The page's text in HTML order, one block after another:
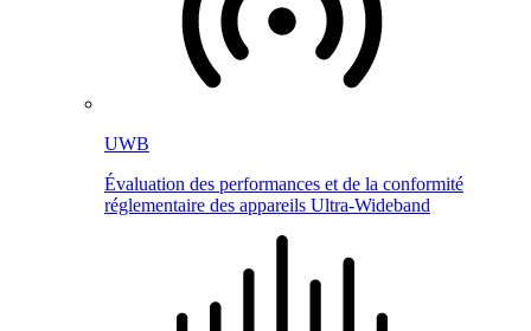
UWB
Évaluation des performances et de la conformité
réglementaire des appareils Ultra-Wideband